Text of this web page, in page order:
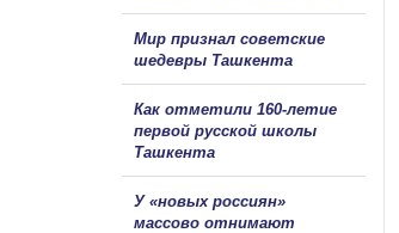
Мир признал советские
шедевры Ташкента
Как отметили 160-летие
первой русской школы
Ташкента
У «новых россиян»
массово отнимают